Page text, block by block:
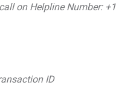
on Helpline Number: +1
ID